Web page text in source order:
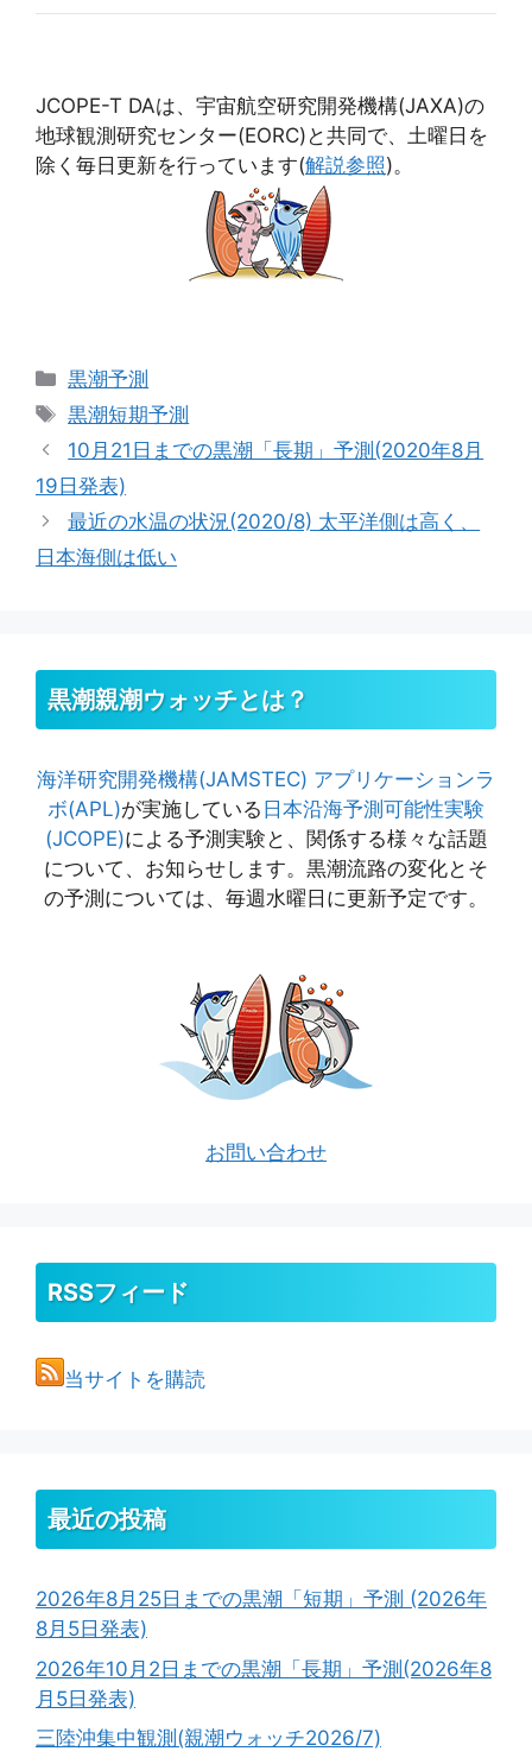
JCOPE-T DAは、宇宙航空研究開発機構(JAXA)の
地球観測研究センター(EORC)と共同で、土曜日を
除く毎日更新を行っています(解説参照)。
カ
テ
リ
ー
黒潮予測
タ
グ
黒潮短期予測
10月21日までの黒潮「長期」予測(2020年8月
19日発表)
最近の水温の状況(2020/8) 太平洋側は高く、
日本海側は低い
黒潮親潮ウォッチとは？
海洋研究開発機構(JAMSTEC) アプリケーションラ
ボ(APL)が実施している 日本沿海予測可能性実験
(JCOPE)による予測実験と、関係する様々な話題
について、お知らせします。黒潮流路の変化とそ
の予測については、毎週水曜日に更新予定です。
お問い合わせ
RSSフィード
当サイトを購読
最近の投稿
2026年8月25日までの黒潮「短期」予測 (2026年
8月5日発表)
2026年10月2日までの黒潮「長期」予測(2026年8
月5日発表)
三陸沖集中観測(親潮ウォッチ2026/7)